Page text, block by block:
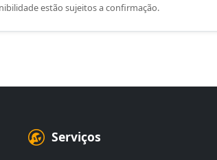
estão sujeitos a confirmação.
Serviços